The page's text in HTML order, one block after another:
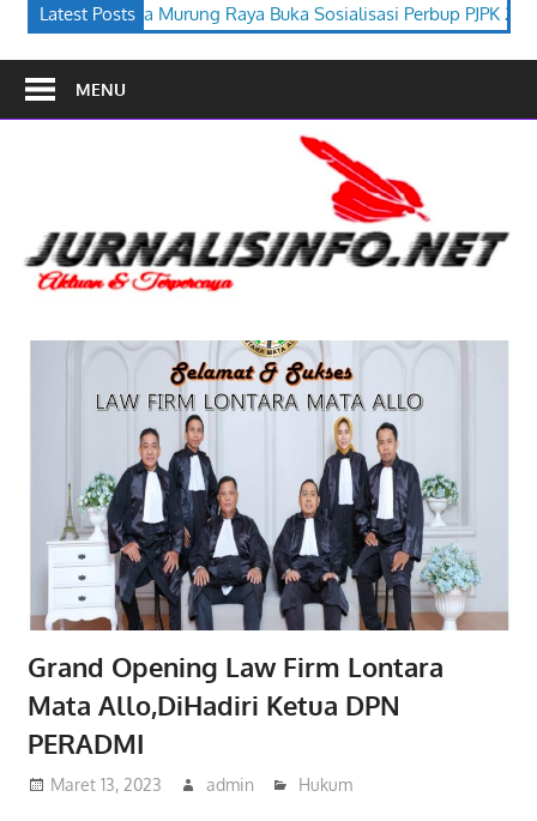
Latest Posts
Buka Sosialisasi Perbup PJPK 2026–2030 Festival Budaya
MENU
Grand Opening Law Firm Lontara
Mata Allo,DiHadiri Ketua DPN
PERADMI
Maret 13, 2023 admin Hukum